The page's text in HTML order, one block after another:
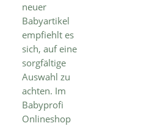
neuer
Babyartikel
empfiehlt es
sich, auf eine
sorgfältige
Auswahl zu
achten. Im
Babyprofi
Onlineshop